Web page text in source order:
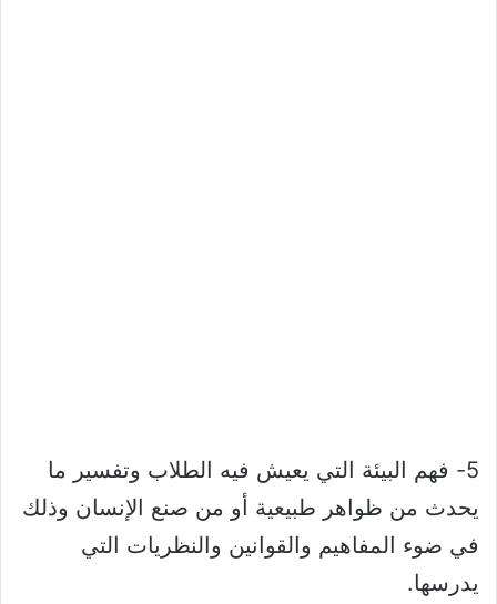
5- فهم البيئة التي يعيش فيه الطلاب وتفسير ما
يحدث من ظواهر طبيعية أو من صنع الإنسان وذلك
في ضوء المفاهيم والقوانين والنظريات التي
يدرسها.